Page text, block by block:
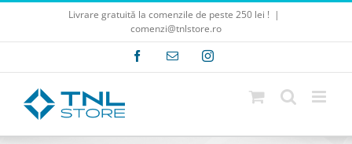
Skip
content
Livrare gratuită la comenzile de peste 250 lei ! |
comenzi@tnlstore.ro
Facebook
E-
Instagram